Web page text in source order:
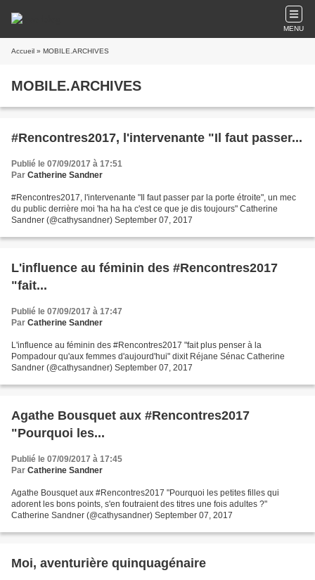
MENU
Accueil » MOBILE.ARCHIVES
MOBILE.ARCHIVES
#Rencontres2017, l'intervenante "Il faut passer...
Publié le 07/09/2017 à 17:51
Par Catherine Sandner
#Rencontres2017, l'intervenante "Il faut passer par la porte étroite", un mec
du public derrière moi 'ha ha ha c'est ce que je dis toujours" Catherine
Sandner (@cathysandner) September 07, 2017
L'influence au féminin des #Rencontres2017
"fait...
Publié le 07/09/2017 à 17:47
Par Catherine Sandner
L'influence au féminin des #Rencontres2017 "fait plus penser à la
Pompadour qu'aux femmes d'aujourd'hui" dixit Réjane Sénac Catherine
Sandner (@cathysandner) September 07, 2017
Agathe Bousquet aux #Rencontres2017
"Pourquoi les...
Publié le 07/09/2017 à 17:45
Par Catherine Sandner
Agathe Bousquet aux #Rencontres2017 "Pourquoi les petites filles qui
adorent les bons points, s'en foutraient des titres une fois adultes ?"
Catherine Sandner (@cathysandner) September 07, 2017
Moi, aventurière quinquagénaire